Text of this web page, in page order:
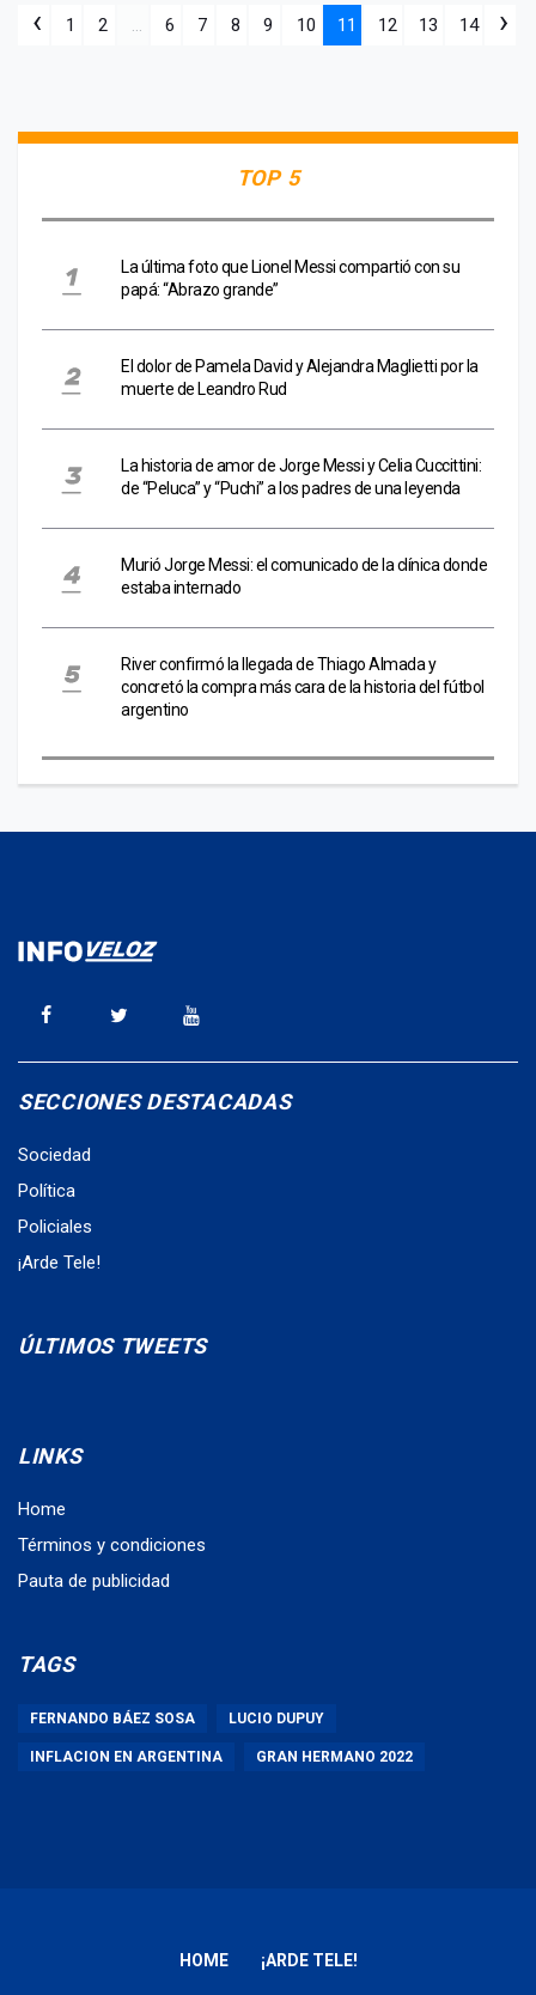
‹ 1 2 ... 6 7 8 9 10 11 12 13 14 ›
TOP 5
La última foto que Lionel Messi compartió con su
papá: “Abrazo grande”
El dolor de Pamela David y Alejandra Maglietti por la
muerte de Leandro Rud
La historia de amor de Jorge Messi y Celia Cuccittini:
de “Peluca” y “Puchi” a los padres de una leyenda
Murió Jorge Messi: el comunicado de la clínica donde
estaba internado
River confirmó la llegada de Thiago Almada y
concretó la compra más cara de la historia del fútbol
argentino
SECCIONES DESTACADAS
Sociedad
Política
Policiales
¡Arde Tele!
ÚLTIMOS TWEETS
LINKS
Home
Términos y condiciones
Pauta de publicidad
TAGS
FERNANDO BÁEZ SOSA LUCIO DUPUY
INFLACION EN ARGENTINA GRAN HERMANO 2022
HOME ¡ARDE TELE!